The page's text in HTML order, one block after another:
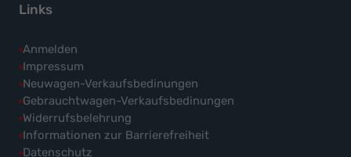
Links
Anmelden
Impressum
Neuwagen-Verkaufsbedinungen
Gebrauchtwagen-Verkaufsbedinungen
Widerrufsbelehrung
Informationen zur Barrierefreiheit
Datenschutz